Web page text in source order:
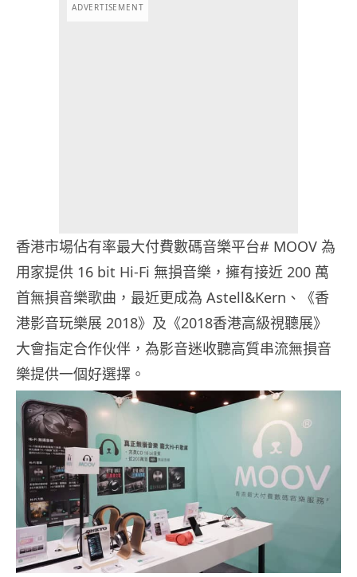
ADVERTISEMENT
香港市場佔有率最大付費數碼音樂平台# MOOV 為
用家提供 16 bit Hi-Fi 無損音樂，擁有接近 200 萬
首無損音樂歌曲，最近更成為 Astell&Kern、《香
港影音玩樂展 2018》及《2018香港高級視聽展》
大會指定合作伙伴，為影音迷收聽高質串流無損音
樂提供一個好選擇。